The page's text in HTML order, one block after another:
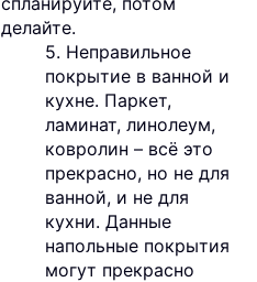
делайте.
5. Неправильное
покрытие в ванной и
кухне. Паркет,
ламинат, линолеум,
ковролин – всё это
прекрасно, но не для
ванной, и не для
кухни. Данные
напольные покрытия
могут прекрасно